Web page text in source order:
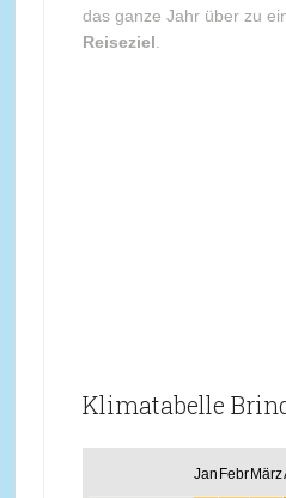
das ganze Jahr über zu
Reiseziel
Klimatabelle
Jan FebrMärz